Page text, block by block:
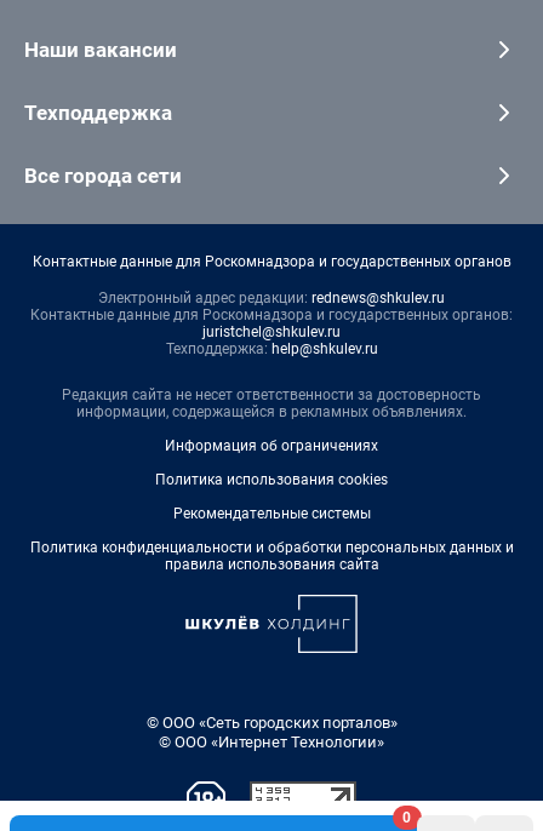
0
Наши вакансии
Техподдержка
Все города сети
Контактные данные для Роскомнадзора и государственных органов
Электронный адрес редакции: rednews@shkulev.ru
Контактные данные для Роскомнадзора и государственных органов:
juristchel@shkulev.ru
Техподдержка: help@shkulev.ru
Редакция сайта не несет ответственности за достоверность
информации, содержащейся в рекламных объявлениях.
Информация об ограничениях
Политика использования cookies
Рекомендательные системы
Политика конфиденциальности и обработки персональных данных и
правила использования сайта
© ООО «Сеть городских порталов»
© ООО «Интернет Технологии»